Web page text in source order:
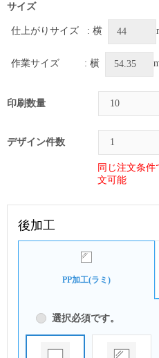
サイズ
仕上がりサイズ : 横
作業サイズ : 横
印刷数量
デザイン件数
同じ注文条件
文可能
後加工
PP加工(ラミ)
選択必須です。